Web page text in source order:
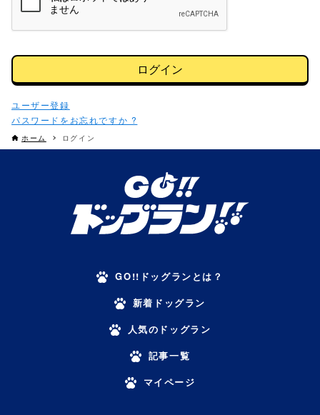
ログイン
パスワードをお忘れですか ?
ホーム ログイン
GO!!ドッグランとは？
新着ドッグラン
人気のドッグラン
記事一覧
マイページ